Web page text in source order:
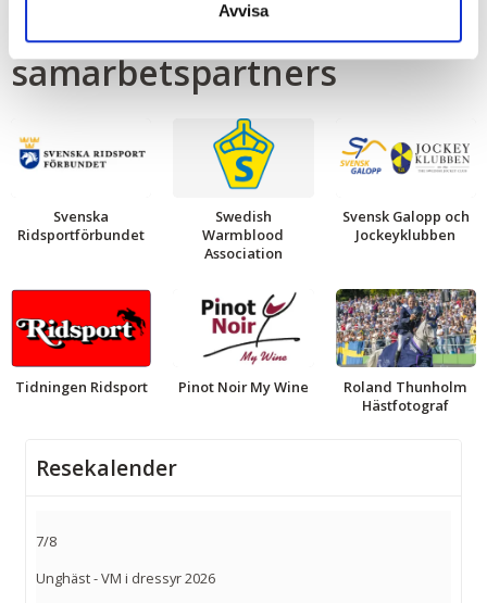
Avvisa
Några av våra
samarbetspartners
Svenska
Ridsportförbundet
Swedish
Warmblood
Association
Svensk Galopp och
Jockeyklubben
Tidningen Ridsport Pinot Noir My Wine
Roland Thunholm
Hästfotograf
Resekalender
7/8
Unghäst - VM i dressyr 2026